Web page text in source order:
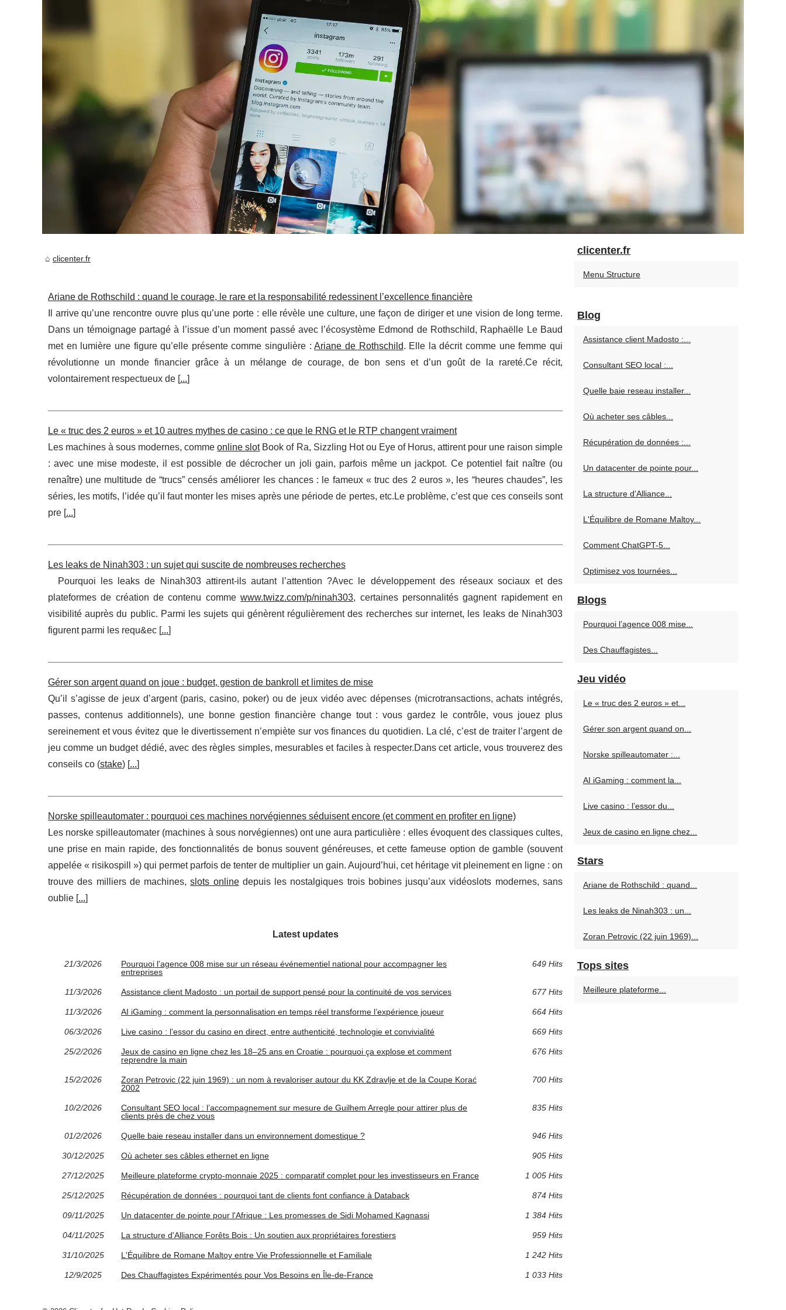
clicenter.fr
Ariane de Rothschild : quand le courage, le rare et la responsabilité redessinent l’excellence financière
Il arrive qu’une rencontre ouvre plus qu’une porte : elle révèle une culture, une façon de diriger et une vision de long terme.
Dans un témoignage partagé à l’issue d’un moment passé avec l’écosystème Edmond de Rothschild, Raphaëlle Le Baud
met en lumière une figure qu’elle présente comme singulière :Ariane de Rothschild. Elle la décrit comme une femme qui
révolutionne un monde financier grâce à un mélange de courage, de bon sens et d’un goût de la rareté.Ce récit,
volontairement respectueux de [...]
Le « truc des 2 euros » et 10 autres mythes de casino : ce que le RNG et le RTP changent vraiment
Les machines à sous modernes, commeonline slotBook of Ra, Sizzling Hot ou Eye of Horus, attirent pour une raison simple
: avec une mise modeste, il est possible de décrocher un joli gain, parfois même un jackpot. Ce potentiel fait naître (ou
renaître) une multitude de “trucs” censés améliorer les chances : le fameux « truc des 2 euros », les “heures chaudes”, les
séries, les motifs, l’idée qu’il faut monter les mises après une période de pertes, etc.Le problème, c’est que ces conseils sont
pre [...]
Les leaks de Ninah303 : un sujet qui suscite de nombreuses recherches
Pourquoi les leaks de Ninah303 attirent-ils autant l’attention ?Avec le développement des réseaux sociaux et des
plateformes de création de contenu commewww.twizz.com/p/ninah303, certaines personnalités gagnent rapidement en
visibilité auprès du public. Parmi les sujets qui génèrent régulièrement des recherches sur internet, les leaks de Ninah303
figurent parmi les requ&ec [...]
Gérer son argent quand on joue : budget, gestion de bankroll et limites de mise
Qu’il s’agisse de jeux d’argent (paris, casino, poker) ou de jeux vidéo avec dépenses (microtransactions, achats intégrés,
passes, contenus additionnels), une bonne gestion financière change tout : vous gardez le contrôle, vous jouez plus
sereinement et vous évitez que le divertissement n’empiète sur vos finances du quotidien. La clé, c’est de traiter l’argent de
jeu comme un budget dédié, avec des règles simples, mesurables et faciles à respecter.Dans cet article, vous trouverez des
conseils co (stake) [...]
Norske spilleautomater : pourquoi ces machines norvégiennes séduisent encore (et comment en profiter en ligne)
Les norske spilleautomater (machines à sous norvégiennes) ont une aura particulière : elles évoquent des classiques cultes,
une prise en main rapide, des fonctionnalités de bonus souvent généreuses, et cette fameuse option de gamble (souvent
appelée « risikospill ») qui permet parfois de tenter de multiplier un gain. Aujourd’hui, cet héritage vit pleinement en ligne : on
trouve des milliers de machines,slots onlinedepuis les nostalgiques trois bobines jusqu’aux vidéoslots modernes, sans
oublie [...]
Latest updates
21/3/2026
Pourquoi l’agence 008 mise sur un réseau événementiel national pour accompagner les
entreprises
649 Hits
11/3/2026 Assistance client Madosto : un portail de support pensé pour la continuité de vos services 677 Hits
11/3/2026 AI iGaming : comment la personnalisation en temps réel transforme l’expérience joueur 664 Hits
06/3/2026 Live casino : l’essor du casino en direct, entre authenticité, technologie et convivialité 669 Hits
25/2/2026
Jeux de casino en ligne chez les 18–25 ans en Croatie : pourquoi ça explose et comment
reprendre la main
676 Hits
15/2/2026
Zoran Petrovic (22 juin 1969) : un nom à revaloriser autour du KK Zdravlje et de la Coupe Korać
2002
700 Hits
10/2/2026
Consultant SEO local : l’accompagnement sur mesure de Guilhem Arregle pour attirer plus de
clients près de chez vous
835 Hits
01/2/2026 Quelle baie reseau installer dans un environnement domestique ? 946 Hits
30/12/2025 Où acheter ses câbles ethernet en ligne 905 Hits
27/12/2025 Meilleure plateforme crypto-monnaie 2025 : comparatif complet pour les investisseurs en France 1 005 Hits
25/12/2025 Récupération de données : pourquoi tant de clients font confiance à Databack 874 Hits
09/11/2025 Un datacenter de pointe pour l'Afrique : Les promesses de Sidi Mohamed Kagnassi 1 384 Hits
04/11/2025 La structure d'Alliance Forêts Bois : Un soutien aux propriétaires forestiers 959 Hits
31/10/2025 L'Équilibre de Romane Maltoy entre Vie Professionnelle et Familiale 1 242 Hits
12/9/2025 Des Chauffagistes Expérimentés pour Vos Besoins en Île-de-France 1 033 Hits
clicenter.fr
Menu Structure
Blog
Assistance client Madosto :...
Consultant SEO local :...
Quelle baie reseau installer...
Où acheter ses câbles...
Récupération de données :...
Un datacenter de pointe pour...
La structure d'Alliance...
L'Équilibre de Romane Maltoy...
Comment ChatGPT-5...
Optimisez vos tournées...
Blogs
Pourquoi l’agence 008 mise...
Des Chauffagistes...
Jeu vidéo
Le « truc des 2 euros » et...
Gérer son argent quand on...
Norske spilleautomater :...
AI iGaming : comment la...
Live casino : l’essor du...
Jeux de casino en ligne chez...
Stars
Ariane de Rothschild : quand...
Les leaks de Ninah303 : un...
Zoran Petrovic (22 juin 1969)...
Tops sites
Meilleure plateforme...